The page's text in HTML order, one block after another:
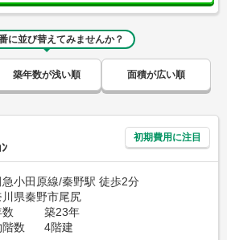
に並び替えてみませんか？
築年数が浅い順 面積が広い順
初期費用に注目
急小田原線/秦野駅 徒歩2分
川県秦野市尾尻
築23年
数
4階建